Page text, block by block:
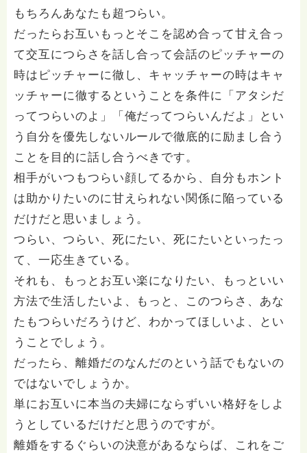
もちろんあなたも超つらい。
だったらお互いもっとそこを認め合って甘え合っ
て交互につらさを話し合って会話のピッチャーの
時はピッチャーに徹し、キャッチャーの時はキャ
ッチャーに徹するということを条件に「アタシだ
ってつらいのよ」「俺だってつらいんだよ」とい
う自分を優先しないルールで徹底的に励まし合う
ことを目的に話し合うべきです。
相手がいつもつらい顔してるから、自分もホント
は助かりたいのに甘えられない関係に陥っている
だけだと思いましょう。
つらい、つらい、死にたい、死にたいといったっ
て、一応生きている。
それも、もっとお互い楽になりたい、もっといい
方法で生活したいよ、もっと、このつらさ、あな
たもつらいだろうけど、わかってほしいよ、とい
うことでしょう。
だったら、離婚だのなんだのという話でもないの
ではないでしょうか。
単にお互いに本当の夫婦にならずいい格好をしよ
うとしているだけだと思うのですが。
離婚をするぐらいの決意があるならば、これをご